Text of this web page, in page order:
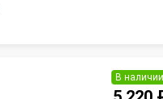
В наличии